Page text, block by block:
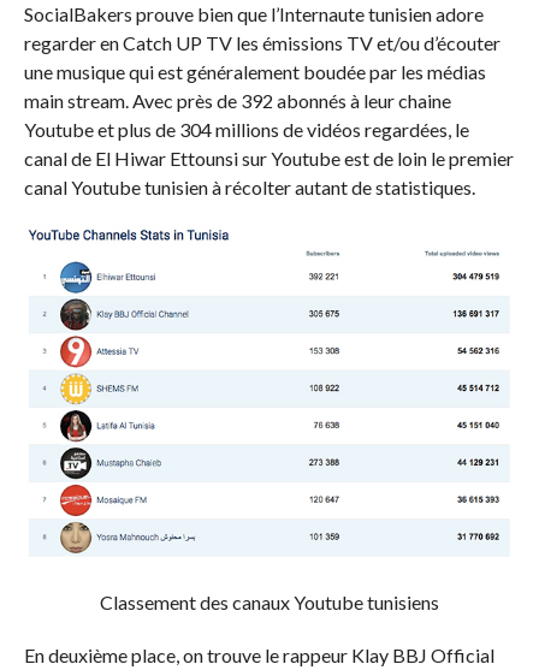
SocialBakers prouve bien que l’Internaute tunisien adore
regarder en Catch UP TV les émissions TV et/ou d’écouter
une musique qui est généralement boudée par les médias
main stream. Avec près de 392 abonnés à leur chaine
Youtube et plus de 304 millions de vidéos regardées, le
canal de El Hiwar Ettounsi sur Youtube est de loin le premier
canal Youtube tunisien à récolter autant de statistiques.
Classement des canaux Youtube tunisiens
En deuxième place, on trouve le rappeur Klay BBJ Official